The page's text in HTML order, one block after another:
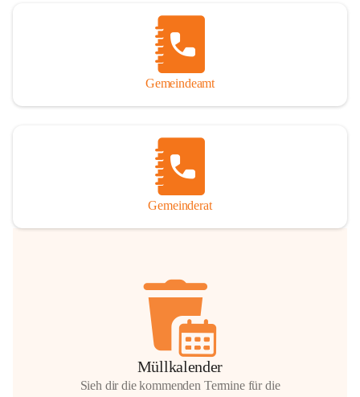
Gemeindeamt
Gemeinderat
Müllkalender
Sieh dir die kommenden Termine für die